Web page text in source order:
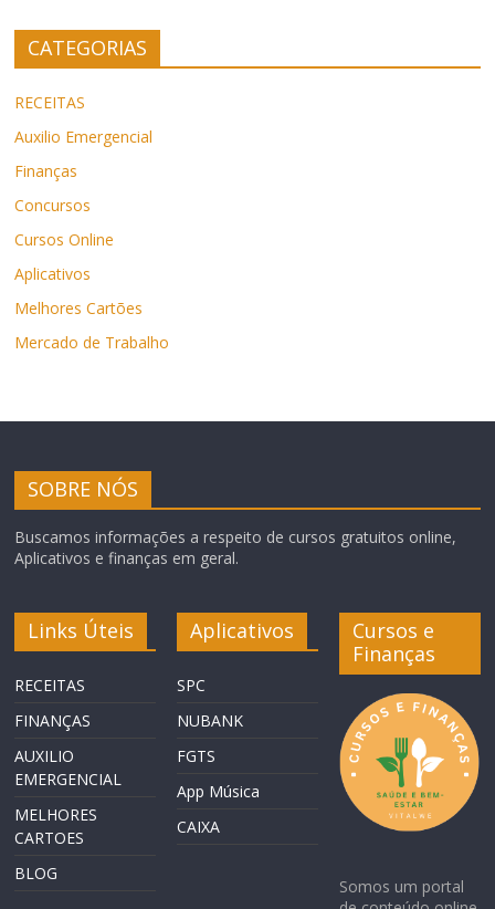
CATEGORIAS
RECEITAS
Auxilio Emergencial
Finanças
Concursos
Cursos Online
Aplicativos
Melhores Cartões
Mercado de Trabalho
SOBRE NÓS
Buscamos informações a respeito de cursos gratuitos online,
Aplicativos e finanças em geral.
Links Úteis
RECEITAS
FINANÇAS
AUXILIO
EMERGENCIAL
MELHORES
CARTOES
BLOG
Aplicativos
SPC
NUBANK
FGTS
App Música
CAIXA
Cursos e
Finanças
Somos um portal